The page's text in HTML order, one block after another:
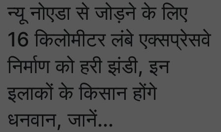
न्यू नोएडा से जोड़ने के लिए
16 किलोमीटर लंबे एक्सप्रेसवे
निर्माण को हरी झंडी, इन
इलाकों के किसान होंगे
धनवान, जानें...